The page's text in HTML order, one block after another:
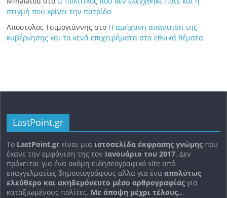
στιγμή που κρίνει την πατρίδα
Απόστολος Τσιμογιάννης στο Η αμήχανη απάντηση της
κυβέρνησης και τα κενά επιχειρήματα στα εθνικά θέματα
LastPoint.gr
To LastPoint.gr είναι μια ιστοσελίδα έκφρασης γνώμης που
έκανε την εμφάνιση της τον Ιανουάριο του 2017. Δεν
πρόκειται για ένα ακόμη ειδησεογραφικό site από
επαγγελματίες δημοσιογράφους αλλά για ένααπολύτως
ελεύθερο και ακηδεμόνευτο μέσο αρθρογραφίας για
καταξιωμένους πολίτες. Με άποψη μέχρι τέλους...